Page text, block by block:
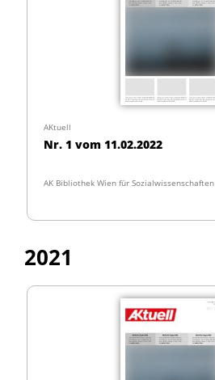
AKtuell
Nr. 1 vom 11.02.2022
AK Bibliothek Wien für Sozialwissenschaften
2021